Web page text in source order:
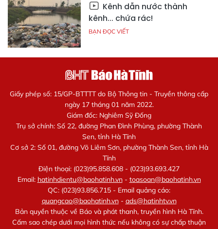
Kênh dẫn nước thành
kênh... chứa rác!
BẠN ĐỌC VIẾT
Giấy phép số: 15/GP-BTTTT do Bộ Thông tin - Truyền thông cấp
ngày 17 tháng 01 năm 2022.
Giám đốc: Nghiêm Sỹ Đống
Trụ sở chính: Số 22, đường Phan Đình Phùng, phường Thành
Sen, tỉnh Hà Tĩnh
Cơ sở 2: Số 01, đường Võ Liêm Sơn, phường Thành Sen, tỉnh Hà
Tĩnh
Điện thoại: (023)95.858.608 - (023)93.693.427
Email: hatinhdientu@baohatinh.vn- toasoan@baohatinh.vn
QC: (023)93.856.715 - Email quảng cáo:
quangcao@baohatinh.vn- ads@hatinhtv.vn
Bản quyền thuộc về Báo và phát thanh, truyền hình Hà Tĩnh.
Cấm sao chép dưới mọi hình thức nếu không có sự chấp thuận